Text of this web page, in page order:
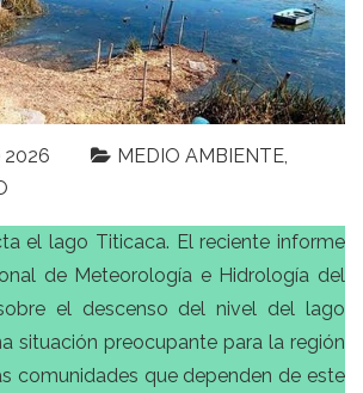
2026
MEDIO AMBIENTE
el lago Titicaca. El reciente informe
de Meteorología e Hidrología del
el descenso del nivel del lago
situación preocupante para la región
comunidades que dependen de este